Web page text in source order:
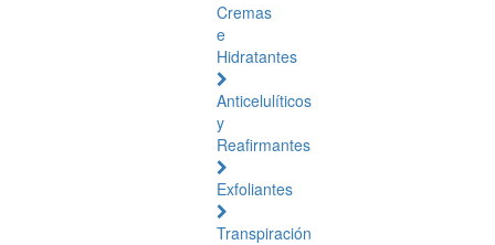
Cremas
e
Hidratantes
Anticelulíticos
y
Reafirmantes
Exfoliantes
Transpiración